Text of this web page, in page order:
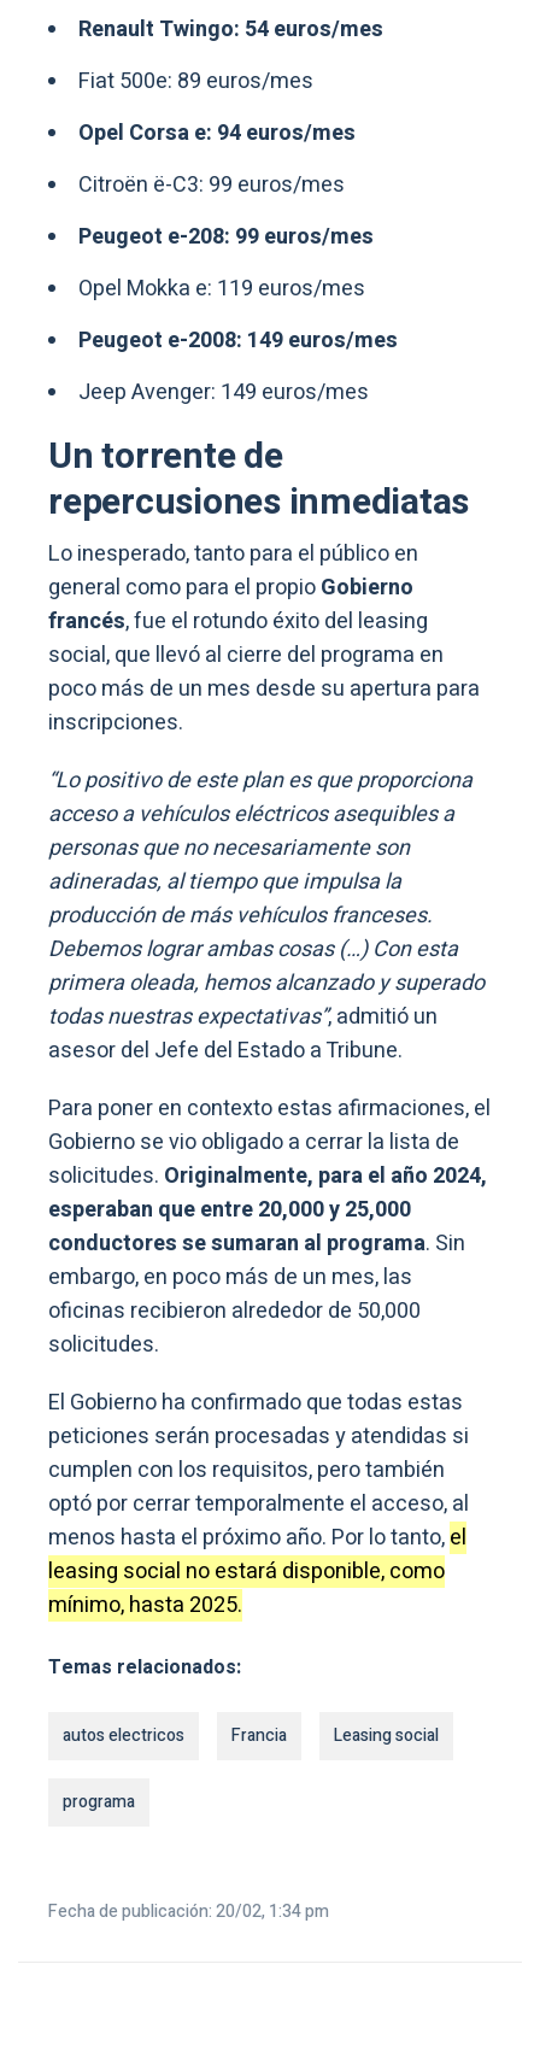
Renault Twingo: 54 euros/mes
Fiat 500e: 89 euros/mes
Opel Corsa e: 94 euros/mes
Citroën ë-C3: 99 euros/mes
Peugeot e-208: 99 euros/mes
Opel Mokka e: 119 euros/mes
Peugeot e-2008: 149 euros/mes
Jeep Avenger: 149 euros/mes
Un torrente de
repercusiones inmediatas
Lo inesperado, tanto para el público en
general como para el propioGobierno
francés, fue el rotundo éxito del leasing
social, que llevó al cierre del programa en
poco más de un mes desde su apertura para
inscripciones.
“Lo positivo de este plan es que proporciona
acceso a vehículos eléctricos asequibles a
personas que no necesariamente son
adineradas, al tiempo que impulsa la
producción de más vehículos franceses.
Debemos lograr ambas cosas (…) Con esta
primera oleada, hemos alcanzado y superado
todas nuestras expectativas”, admitió un
asesor del Jefe del Estado a Tribune.
Para poner en contexto estas afirmaciones, el
Gobierno se vio obligado a cerrar la lista de
solicitudes. Originalmente, para el año 2024,
esperaban que entre 20,000 y 25,000
conductores se sumaran al programa. Sin
embargo, en poco más de un mes, las
oficinas recibieron alrededor de 50,000
solicitudes.
El Gobierno ha confirmado que todas estas
peticiones serán procesadas y atendidas si
cumplen con los requisitos, pero también
optó por cerrar temporalmente el acceso, al
menos hasta el próximo año. Por lo tanto,el
leasing social no estará disponible, como
mínimo, hasta 2025.
Temas relacionados:
autos electricos Francia Leasing social
programa
Fecha de publicación: 20/02, 1:34 pm